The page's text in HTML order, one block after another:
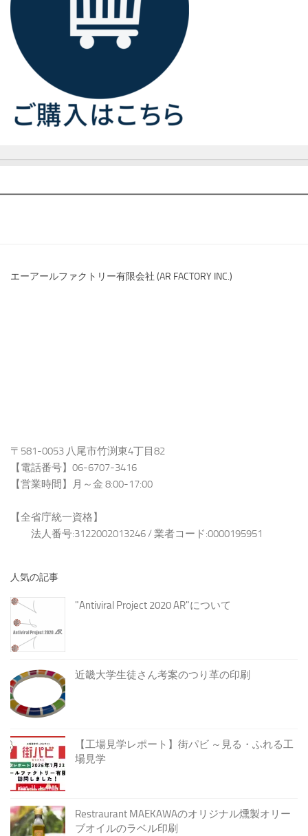
エーアールファクトリー有限会社 (AR FACTORY INC.)
〒581-0053 八尾市竹渕東4丁目82
【電話番号】06-6707-3416
【営業時間】月～金 8:00-17:00
【全省庁統一資格】
法人番号:3122002013246 / 業者コード:0000195951
人気の記事
"Antiviral Project 2020 AR"について
近畿大学生徒さん考案のつり革の印刷
【工場見学レポート】街パビ ～見る・ふれる工
場見学
Restraurant MAEKAWAのオリジナル燻製オリー
ブオイルのラベル印刷